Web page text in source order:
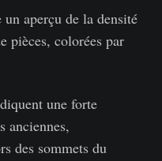
aperçu de la densité
pièces, colorées par
une forte
anciennes,
des sommets du